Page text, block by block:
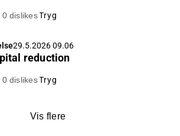
0 dislikes Tryg
29.5.2026 09.06
reduction
0 dislikes Tryg
Vis flere